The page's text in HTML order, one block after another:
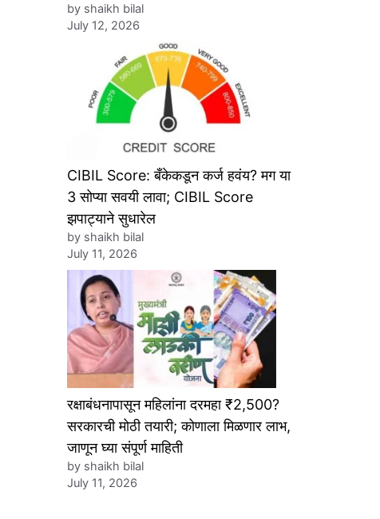
by shaikh bilal
July 12, 2026
CIBIL Score: बँकेकडून कर्ज हवंय? मग या
3 सोप्या सवयी लावा; CIBIL Score
झपाट्याने सुधारेल
by shaikh bilal
July 11, 2026
रक्षाबंधनापासून महिलांना दरमहा ₹2,500?
सरकारची मोठी तयारी; कोणाला मिळणार लाभ,
जाणून घ्या संपूर्ण माहिती
by shaikh bilal
July 11, 2026